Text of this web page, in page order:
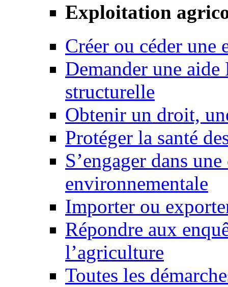
Exploitation
Créer ou céder une
Demander une
structurelle
Obtenir un droit,
Protéger la santé
S’engager dans
environnementale
Importer ou
Répondre aux
l’agriculture
Toutes les